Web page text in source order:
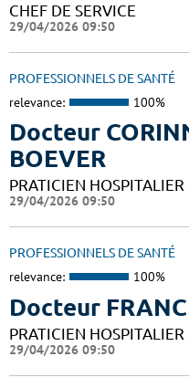
CHEF DE SERVICE
29/04/2026 09:50
PROFESSIONNELS DE SANTÉ
relevance: 100%
Docteur
BOEVER
PRATICIEN HOSPITALIER
29/04/2026 09:50
PROFESSIONNELS DE SANTÉ
relevance: 100%
Docteur
PRATICIEN HOSPITALIER
29/04/2026 09:50